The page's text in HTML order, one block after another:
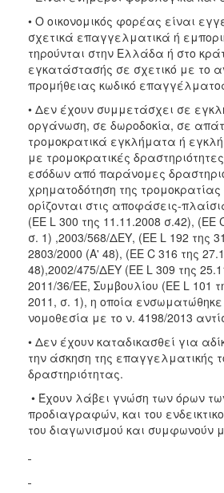
• Ο οικονομικός φορέας είναι
σχετικά επαγγελματικά ή
τηρούνται στην Ελλάδα ή στο
εγκατάστασής σε σχετικό με το
προμήθειας κωδικό
• Δεν έχουν συμμετάσχει σε
οργάνωση, σε δωροδοκία, σε
τρομοκρατικά εγκλήματα ή
με τρομοκρατικές
εσόδων από παράνομες
χρηματοδότηση της
ορίζονται στις αποφάσεις-
(ΕΕ L 300 της 11.11.2008 σ.42), (ΕΕ
σ. 1) ,2003/568/ΔΕΥ, (ΕΕ L 192 της
2803/2000 (Α' 48), (ΕΕ C 316 της
48),2002/475/ΔΕΥ (ΕΕ L 309 της
2011/36/ΕΕ, Συμβουλίου (ΕΕ L 101
2011, σ. 1), η οποία ενσωματώθηκε
νομοθεσία με το ν. 4198/2013
• Δεν έχουν καταδικασθεί για
την άσκηση της επαγγελματικής
δραστηριότητας.
• Έχουν λάβει γνώση των όρων
προδιαγραφών, και του
του διαγωνισμού και συμφωνούν